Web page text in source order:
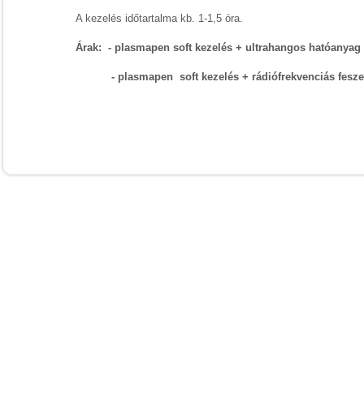
A kezelés időtartalma kb. 1-1,5 óra.
Árak: - plasmapen soft kezelés + ultrahangos hatóanyag
- plasmapen soft kezelés + rádiófrekvenciás